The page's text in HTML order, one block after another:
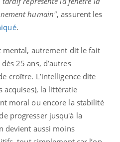
humain", assurent les
.
mental, autrement dit le fait
25 ans, d’autres
croître. L’intelligence dite
acquises), la littératie
moral ou encore la stabilité
progresser jusqu'à la
devient aussi moins